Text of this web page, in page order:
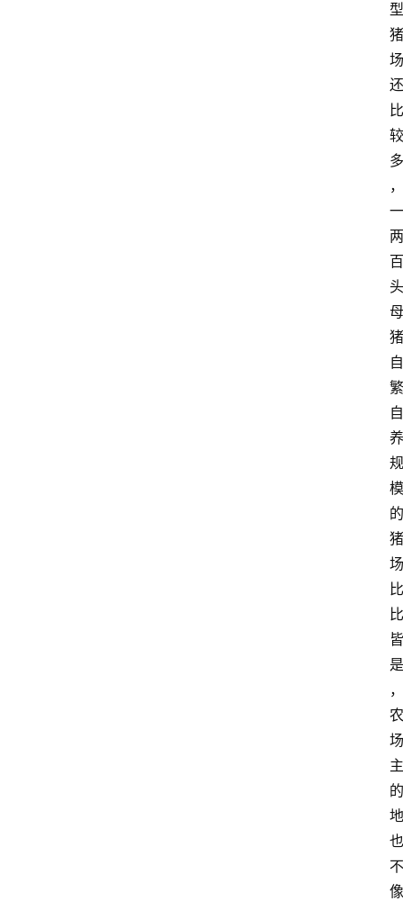
型
猪
场
还
比
较
多
，
一
两
百
头
母
猪
自
繁
自
养
规
模
的
猪
场
比
比
皆
是
，
农
场
主
的
地
也
不
像